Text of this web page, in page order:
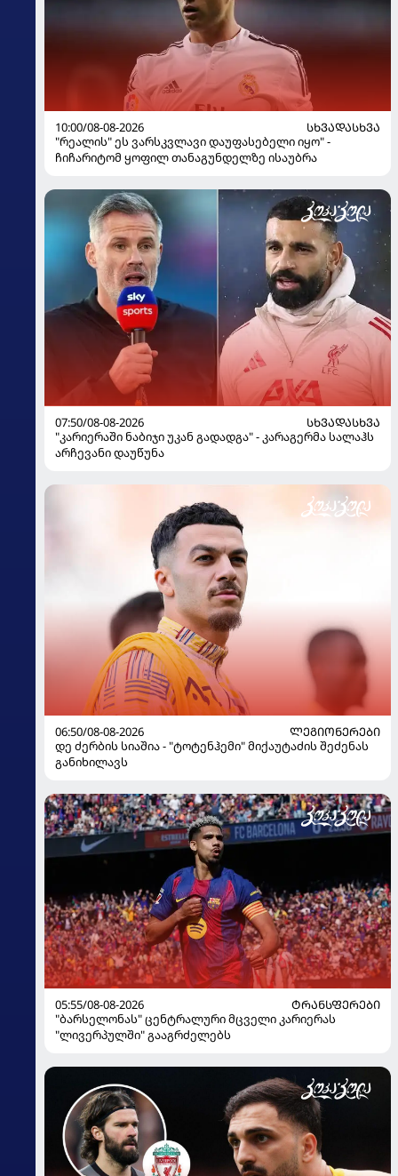
10:00/08-08-2026
ᲡᲮᲕᲐᲓᲐᲡᲮᲕᲐ
"რეალის" ეს ვარსკვლავი დაუფასებელი იყო" -
ჩიჩარიტომ ყოფილ თანაგუნდელზე ისაუბრა
07:50/08-08-2026
ᲡᲮᲕᲐᲓᲐᲡᲮᲕᲐ
"კარიერაში ნაბიჯი უკან გადადგა" - კარაგერმა სალაჰს
არჩევანი დაუწუნა
06:50/08-08-2026
ᲚᲔᲒᲘᲝᲜᲔᲠᲔᲑᲘ
დე ძერბის სიაშია - "ტოტენჰემი" მიქაუტაძის შეძენას
განიხილავს
05:55/08-08-2026
ᲢᲠᲐᲜᲡᲤᲔᲠᲔᲑᲘ
"ბარსელონას" ცენტრალური მცველი კარიერას
"ლივერპულში" გააგრძელებს